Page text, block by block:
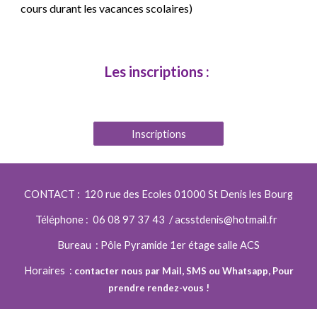
cours durant les vacances scolaires)
Les inscriptions :
Inscriptions
CONTACT : 120 rue des Ecoles 01000 St Denis les Bourg
Téléphone : 06 08 97 37 43 / acsstdenis@hotmail.fr
Bureau : Pôle Pyramide 1er étage salle ACS
Horaires : contacter nous par Mail, SMS ou Whatsapp, Pour
prendre rendez-vous !